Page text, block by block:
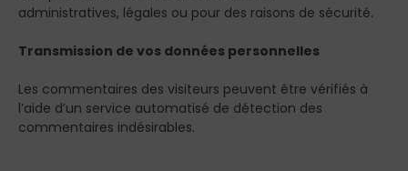
administratives, légales ou pour des raisons de sécurité.
Transmission de vos données personnelles
Les commentaires des visiteurs peuvent être vérifiés à
l’aide d’un service automatisé de détection des
commentaires indésirables.